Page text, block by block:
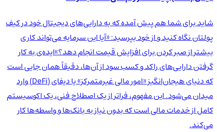
شاید برای شما هم پیش آمده که به دارایی‌های دیجیتال خود در کیف
پولتان نگاه کنید و از خود بپرسید: «آیا این سرمایه می‌تواند کاری
بیشتر از صبر کردن برای افزایش قیمت انجام دهد؟»ایده‌ی به کار
گرفتن دارایی‌های راکد و کسب سود از آن‌ها، دقیقاً همان جایی است
که دنیای هیجان‌انگیز «امور مالی غیرمتمرکز» یا دیفای (DeFi) وارد
میدان می‌شود. این مفهوم، فراتر از یک اصطلاح فنی، یک اکوسیستم
کامل از خدمات مالی است که بدون نیاز به بانک‌ها و واسطه‌ها کار
می‌کند.